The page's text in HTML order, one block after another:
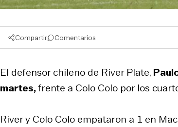
Compartir Comentarios
El defensor chileno de River Plate,
martes,frente a Colo Colo por los
River y Colo Colo empataron a 1 en